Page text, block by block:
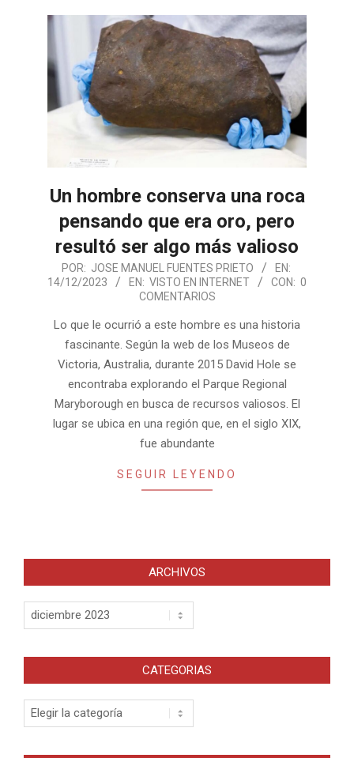
Un hombre conserva una roca
pensando que era oro, pero
resultó ser algo más valioso
2023-
12-
POR: JOSE MANUEL FUENTES PRIETO
EN:
14/12/2023
EN: VISTO EN INTERNET CON: 0
COMENTARIOS
Lo que le ocurrió a este hombre es una historia
fascinante. Según la web de los Museos de
Victoria, Australia, durante 2015 David Hole se
encontraba explorando el Parque Regional
Maryborough en busca de recursos valiosos. El
lugar se ubica en una región que, en el siglo XIX,
fue abundante
SEGUIR LEYENDO
ARCHIVOS
Archivos
CATEGORIAS
Categorias